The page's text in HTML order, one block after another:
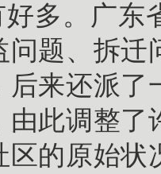
多。广东
问题、拆迁
后来还派了
由此调整了
区的原始状